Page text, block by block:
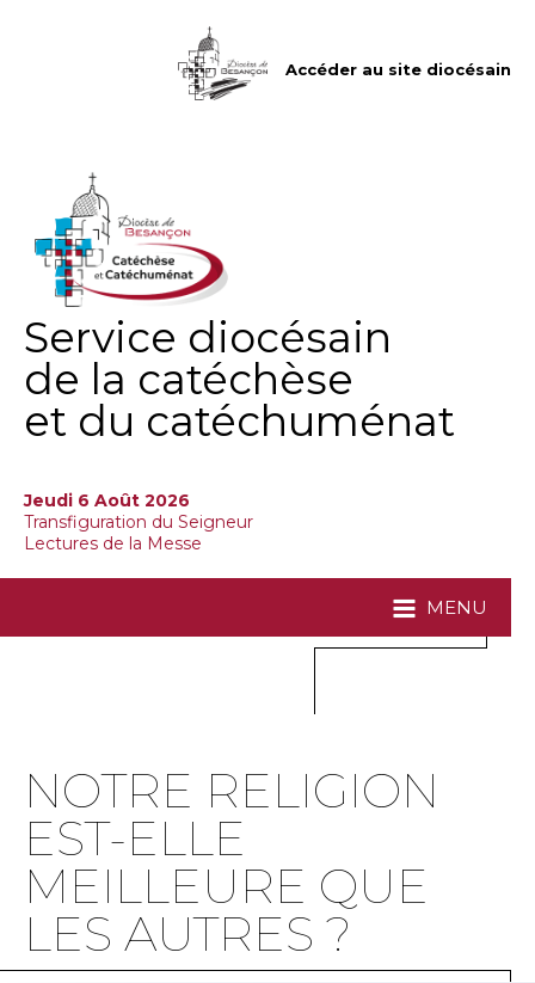
Accéder au site diocésain
Service diocésain
de la catéchèse
et du catéchuménat
Jeudi 6 Août 2026
Transfiguration du Seigneur
Lectures de la Messe
MENU
NOTRE RELIGION
EST-ELLE
MEILLEURE QUE
LES AUTRES ?